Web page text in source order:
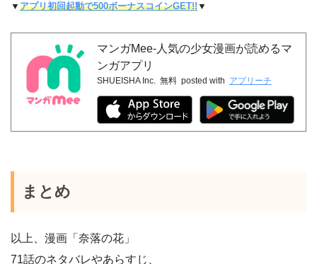
▼ アプリ初回起動で500ボーナスコインGET!!▼
マンガMee-人気の少女漫画が読めるマ
ンガアプリ
SHUEISHA Inc. 無料 posted with アプリーチ
まとめ
以上、漫画「奈落の花」
71話のネタバレやあらすじ、